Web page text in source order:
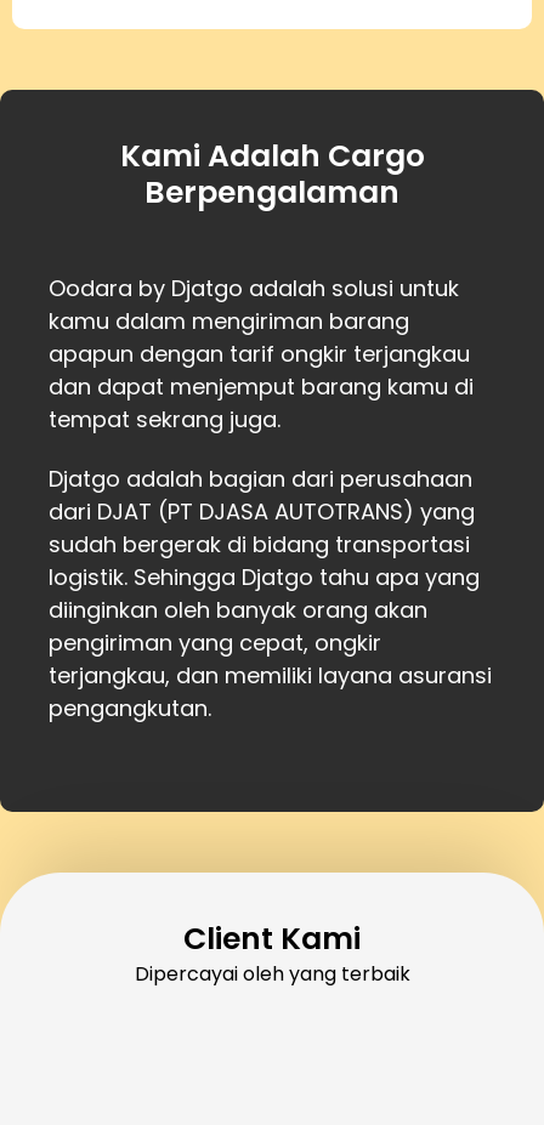
Kami Adalah Cargo
Berpengalaman
Oodara by Djatgo adalah solusi untuk
kamu dalam mengiriman barang
apapun dengan tarif ongkir terjangkau
dan dapat menjemput barang kamu di
tempat sekrang juga.
Djatgo adalah bagian dari perusahaan
dari DJAT (PT DJASA AUTOTRANS) yang
sudah bergerak di bidang transportasi
logistik. Sehingga Djatgo tahu apa yang
diinginkan oleh banyak orang akan
pengiriman yang cepat, ongkir
terjangkau, dan memiliki layana asuransi
pengangkutan.
Client Kami
Dipercayai oleh yang terbaik